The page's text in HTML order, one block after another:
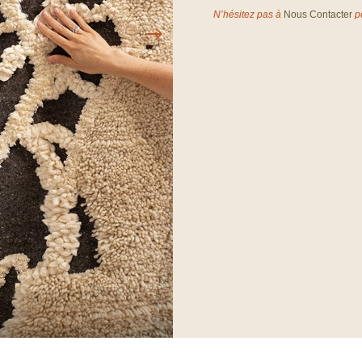
N’hésitez pas à Nous Contacter